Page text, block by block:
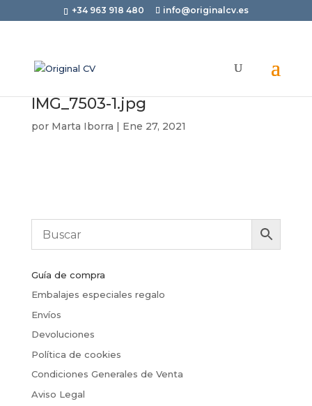
+34 963 918 480 info@originalcv.es
IMG_7503-1.jpg
por Marta Iborra | Ene 27, 2021
Guía de compra
Embalajes especiales regalo
Envíos
Devoluciones
Política de cookies
Condiciones Generales de Venta
Aviso Legal